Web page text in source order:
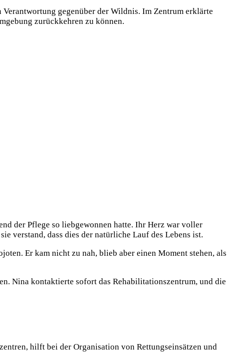
gegenüber der Wildnis. Im Zentrum erklärte
zurückkehren zu können.
der Pflege so liebgewonnen hatte. Ihr Herz war voller
verstand, dass dies der natürliche Lauf des Lebens ist.
Er kam nicht zu nah, blieb aber einen Moment stehen, als
Nina kontaktierte sofort das Rehabilitationszentrum, und die
hilft bei der Organisation von Rettungseinsätzen und